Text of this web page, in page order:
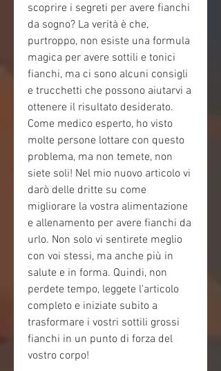
scoprire i segreti per avere fianchi
da sogno? La verità è che,
purtroppo, non esiste una formula
magica per avere sottili e tonici
fianchi, ma ci sono alcuni consigli
e trucchetti che possono aiutarvi a
ottenere il risultato desiderato.
Come medico esperto, ho visto
molte persone lottare con questo
problema, ma non temete, non
siete soli! Nel mio nuovo articolo vi
darò delle dritte su come
migliorare la vostra alimentazione
e allenamento per avere fianchi da
urlo. Non solo vi sentirete meglio
con voi stessi, ma anche più in
salute e in forma. Quindi, non
perdete tempo, leggete l'articolo
completo e iniziate subito a
trasformare i vostri sottili grossi
fianchi in un punto di forza del
vostro corpo!